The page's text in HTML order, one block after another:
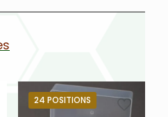
24 POSITIONS